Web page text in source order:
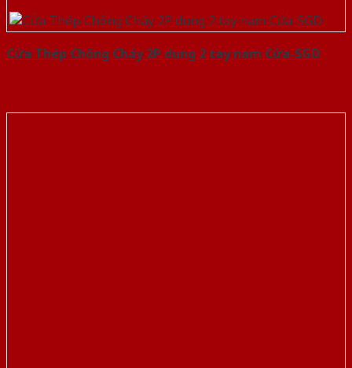
Cửa Thép Chống Cháy 2P dung 2 tay nam Cửa-SGD